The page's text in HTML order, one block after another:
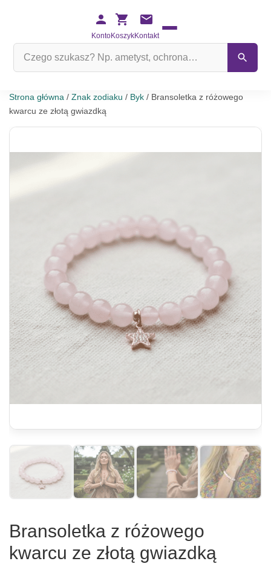
KontoKoszykKontakt
Strona główna / Znak zodiaku / Byk / Bransoletka z różowego
kwarcu ze złotą gwiazdką
Bransoletka z różowego
kwarcu ze złotą gwiazdką